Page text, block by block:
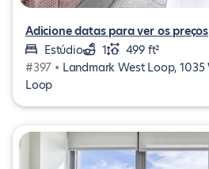
Adicione datas para ver os preços
Estúdio
1
499 ft²
#397 • Landmark West Loop, 1035 W Van Buren St, West
Loop